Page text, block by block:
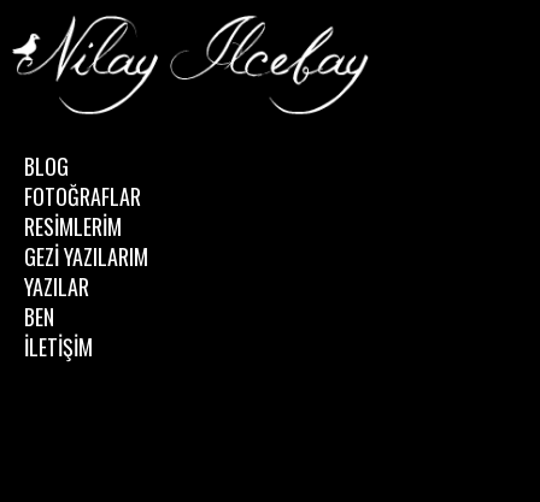
BLOG
FOTOĞRAFLAR
RESİMLERİM
GEZİ YAZILARIM
YAZILAR
BEN
İLETİŞİM